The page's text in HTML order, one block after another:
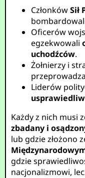
CzłonkówSił
Oficerów
egzekwowali
uchodźców.
Żołnierzy i
Liderów
Każdy z nich musi
zbadany i
lub gdzie złożono
gdzie
nacjonalizmowi,